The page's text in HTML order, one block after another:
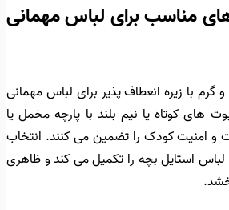
مناسب برای لباس مهمانی
با زیره انعطاف پذیر برای لباس مهمانی
های کوتاه یا نیم بلند با پارچه مخمل یا
و امنیت کودک را تضمین می کنند. انتخاب
استایل بچه را تکمیل می کند و ظاهری